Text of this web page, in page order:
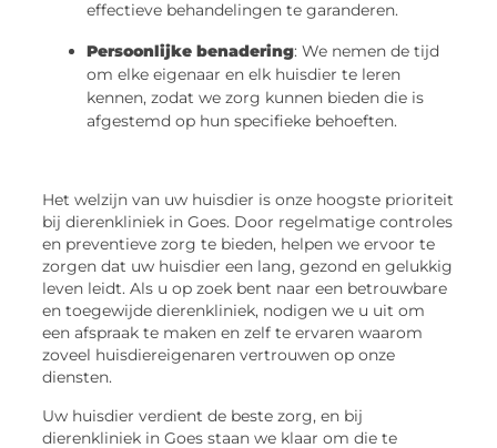
effectieve behandelingen te garanderen.
Persoonlijke benadering: We nemen de tijd
om elke eigenaar en elk huisdier te leren
kennen, zodat we zorg kunnen bieden die is
afgestemd op hun specifieke behoeften.
Het welzijn van uw huisdier is onze hoogste prioriteit
bij dierenkliniek in Goes. Door regelmatige controles
en preventieve zorg te bieden, helpen we ervoor te
zorgen dat uw huisdier een lang, gezond en gelukkig
leven leidt. Als u op zoek bent naar een betrouwbare
en toegewijde dierenkliniek, nodigen we u uit om
een afspraak te maken en zelf te ervaren waarom
zoveel huisdiereigenaren vertrouwen op onze
diensten.
Uw huisdier verdient de beste zorg, en bij
dierenkliniek in Goes staan we klaar om die te